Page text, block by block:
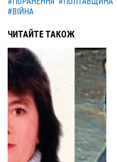
#ВІЙНА
ЧИТАЙТЕ ТАКОЖ